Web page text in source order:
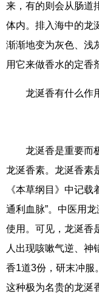
来，有的则会从肠道
体内。排入海中的龙
渐渐地变为灰色、浅
用它来做香水的定香
龙涎香有什么作
龙涎香是重要而
龙涎香素。龙涎香素
《本草纲目》中记载
通利血脉”。中医用
使用。可见，龙涎香
人出现咳嗽气逆、神
香1道3份，研末冲服
这种极为名贵的龙涎